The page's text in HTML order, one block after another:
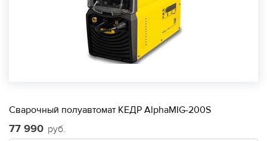
Сварочный полуавтомат КЕДР AlphaMIG-200S
77 990 руб.